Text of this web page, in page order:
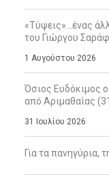
«Τύψεις»…ένας
του Γιώργου
1 Αυγούστου 2026
Όσιος Ευδόκιμος
από Αριμαθαίας
31 Ιουλίου 2026
Για τα